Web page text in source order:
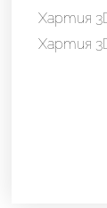
Хартия
Хартия